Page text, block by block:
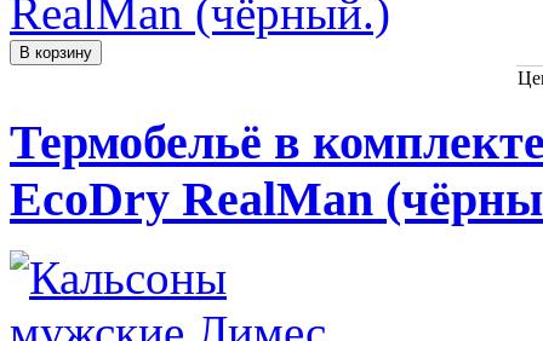
Термобельё в
EcoDry RealMan